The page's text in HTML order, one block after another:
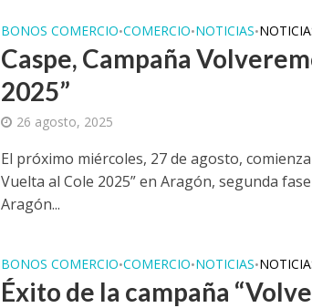
BONOS COMERCIO•COMERCIO•NOTICIAS•
Caspe, Campaña
2025”
26 agosto, 2025
El próximo miércoles, 27 de agosto,
Vuelta al Cole 2025” en Aragón, segunda
Aragón...
BONOS COMERCIO•COMERCIO•NOTICIAS•
Éxito de la campaña